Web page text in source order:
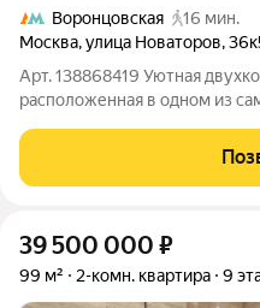
Воронцовская
16 мин.
Москва,улица Новаторов,
Арт. 138868419 Уютная
расположенная в одном из
Квартира полностью готова
качественный современный
39 500 000 ₽
99 м² 2-комн. квартира 9